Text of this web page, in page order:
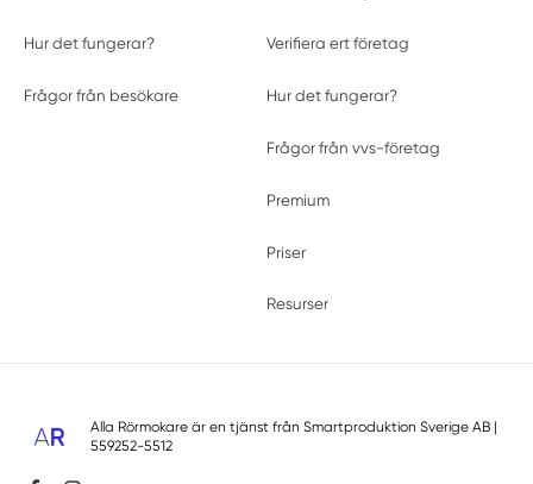
Hur det fungerar?
Frågor från besökare
Verifiera ert företag
Hur det fungerar?
Frågor från vvs-företag
Premium
Priser
Resurser
Alla Rörmokare är en tjänst frånSmartproduktion Sverige AB |
559252-5512